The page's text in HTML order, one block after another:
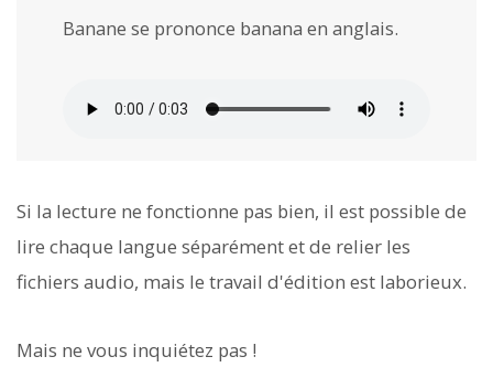
Banane se prononce banana en anglais.
Si la lecture ne fonctionne pas bien, il est possible de
lire chaque langue séparément et de relier les
fichiers audio, mais le travail d'édition est laborieux.
Mais ne vous inquiétez pas !